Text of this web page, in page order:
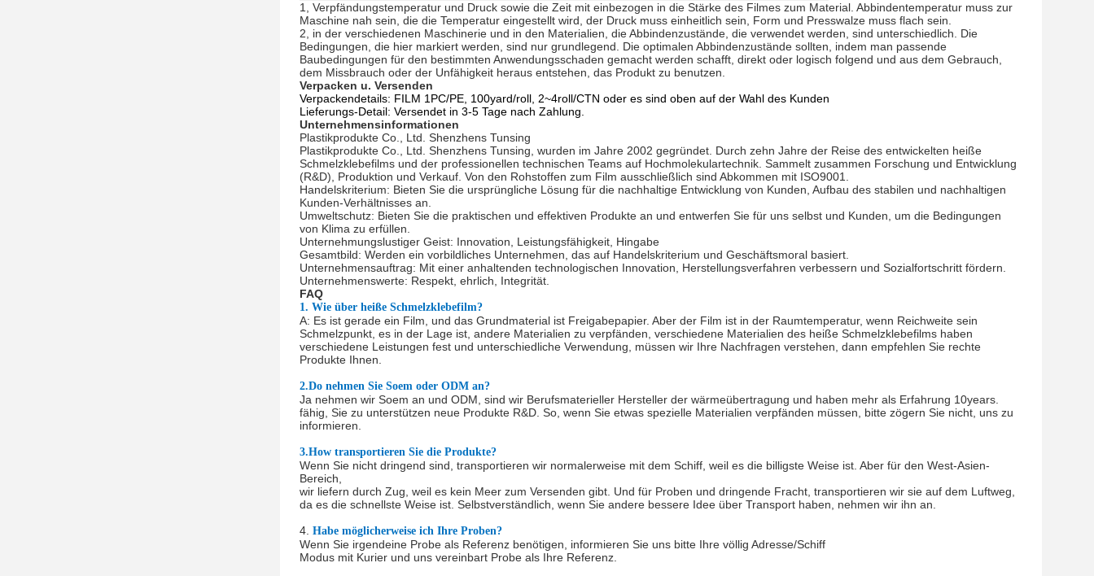
1, Verpfändungstemperatur und Druck sowie die Zeit mit einbezogen in die Stärke des Filmes zum Material. Abbindentemperatur muss zur
Maschine nah sein, die die Temperatur eingestellt wird, der Druck muss einheitlich sein, Form und Presswalze muss flach sein.
2, in der verschiedenen Maschinerie und in den Materialien, die Abbindenzustände, die verwendet werden, sind unterschiedlich. Die
Bedingungen, die hier markiert werden, sind nur grundlegend. Die optimalen Abbindenzustände sollten, indem man passende
Baubedingungen für den bestimmten Anwendungsschaden gemacht werden schafft, direkt oder logisch folgend und aus dem Gebrauch,
dem Missbrauch oder der Unfähigkeit heraus entstehen, das Produkt zu benutzen.
Verpacken u. Versenden
Verpackendetails: FILM 1PC/PE, 100yard/roll, 2~4roll/CTN oder es sind oben auf der Wahl des Kunden
Lieferungs-Detail: Versendet in 3-5 Tage nach Zahlung.
Unternehmensinformationen
Plastikprodukte Co., Ltd. Shenzhens Tunsing
Plastikprodukte Co., Ltd. Shenzhens Tunsing , wurden im Jahre 2002 gegründet. Durch zehn Jahre der Reise des entwickelten heiße
Schmelzklebefilms und der professionellen technischen Teams auf Hochmolekulartechnik. Sammelt zusammen Forschung und Entwicklung
(R&D), Produktion und Verkauf. Von den Rohstoffen zum Film ausschließlich sind Abkommen mit ISO9001.
Handelskriterium: Bieten Sie die ursprüngliche Lösung für die nachhaltige Entwicklung von Kunden, Aufbau des stabilen und nachhaltigen
Kunden-Verhältnisses an.
Umweltschutz: Bieten Sie die praktischen und effektiven Produkte an und entwerfen Sie für uns selbst und Kunden, um die Bedingungen
von Klima zu erfüllen.
Unternehmungslustiger Geist: Innovation, Leistungsfähigkeit, Hingabe
Gesamtbild: Werden ein vorbildliches Unternehmen, das auf Handelskriterium und Geschäftsmoral basiert.
Unternehmensauftrag: Mit einer anhaltenden technologischen Innovation, Herstellungsverfahren verbessern und Sozialfortschritt fördern.
Unternehmenswerte: Respekt, ehrlich, Integrität.
FAQ
1. Wie über heiße Schmelzklebefilm?
A: Es ist gerade ein Film, und das Grundmaterial ist Freigabepapier. Aber der Film ist in der Raumtemperatur, wenn Reichweite sein
Schmelzpunkt, es in der Lage ist, andere Materialien zu verpfänden, verschiedene Materialien des heiße Schmelzklebefilms haben
verschiedene Leistungen fest und unterschiedliche Verwendung, müssen wir Ihre Nachfragen verstehen, dann empfehlen Sie rechte
Produkte Ihnen.
2.Do nehmen Sie Soem oder ODM an?
Ja nehmen wir Soem an und ODM, sind wir Berufsmaterieller Hersteller der wärmeübertragung und haben mehr als Erfahrung 10years.
fähig, Sie zu unterstützen neue Produkte R&D. So, wenn Sie etwas spezielle Materialien verpfänden müssen, bitte zögern Sie nicht, uns zu
informieren.
3.How transportieren Sie die Produkte?
Wenn Sie nicht dringend sind, transportieren wir normalerweise mit dem Schiff, weil es die billigste Weise ist. Aber für den West-Asien-
Bereich,
wir liefern durch Zug, weil es kein Meer zum Versenden gibt. Und für Proben und dringende Fracht, transportieren wir sie auf dem Luftweg,
da es die schnellste Weise ist. Selbstverständlich, wenn Sie andere bessere Idee über Transport haben, nehmen wir ihn an.
4. Habe möglicherweise ich Ihre Proben?
Wenn Sie irgendeine Probe als Referenz benötigen, informieren Sie uns bitte Ihre völlig Adresse/Schiff
Modus mit Kurier und uns vereinbart Probe als Ihre Referenz.